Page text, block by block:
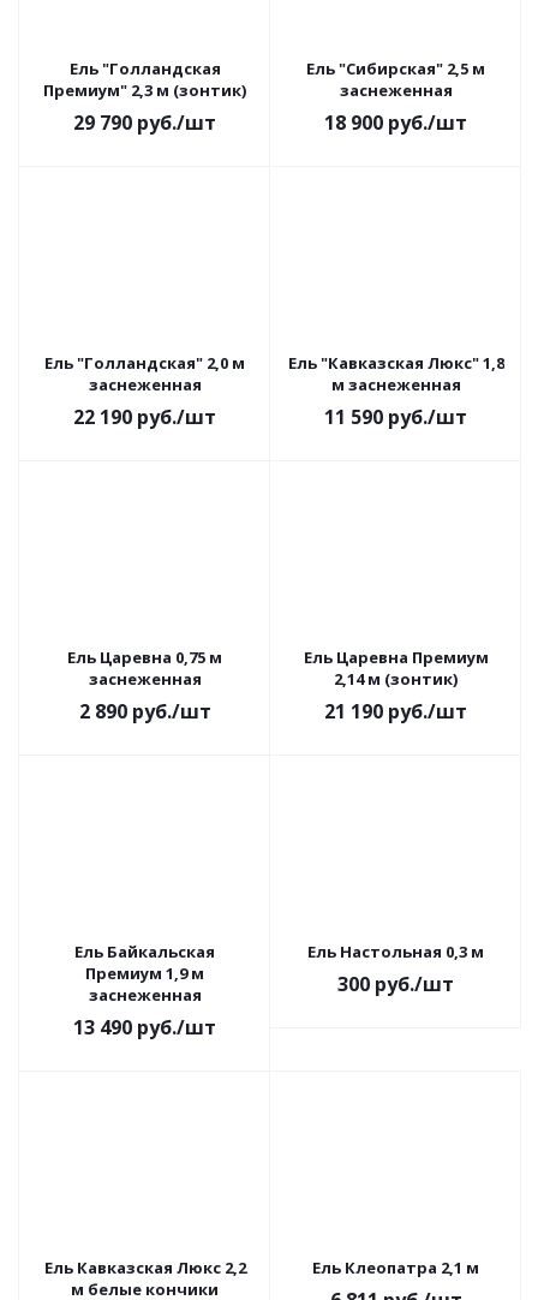
Ель "Голландская
Премиум" 2,3 м (зонтик)
29 790 руб./шт
Ель "Сибирская" 2,5 м
заснеженная
18 900 руб./шт
Ель "Голландская" 2,0 м
заснеженная
22 190 руб./шт
Ель "Кавказская Люкс" 1,8
м заснеженная
11 590 руб./шт
Ель Царевна 0,75 м
заснеженная
2 890руб./шт
Ель Царевна Премиум
2,14 м (зонтик)
21 190 руб./шт
Ель Байкальская
Премиум 1,9 м
заснеженная
13 490 руб./шт
Ель Настольная 0,3 м
300 руб./шт
Ель Кавказская Люкс 2,2
м белые кончики
Ель Клеопатра 2,1 м